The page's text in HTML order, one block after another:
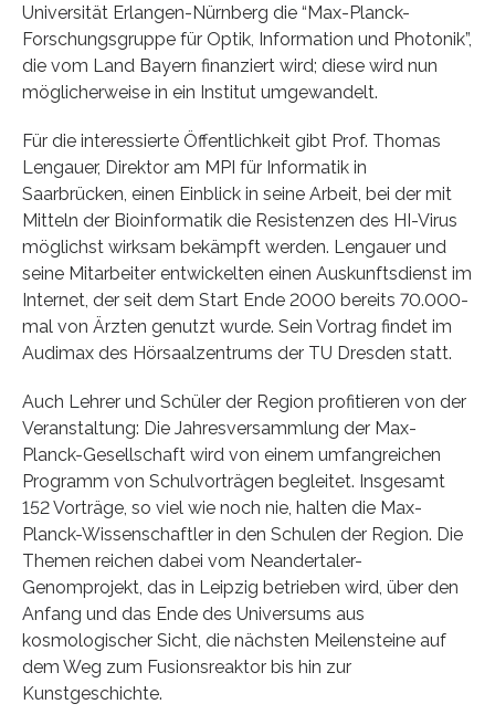
Universität Erlangen-Nürnberg die “Max-Planck-
Forschungsgruppe für Optik, Information und Photonik”,
die vom Land Bayern finanziert wird; diese wird nun
möglicherweise in ein Institut umgewandelt.
Für die interessierte Öffentlichkeit gibt Prof. Thomas
Lengauer, Direktor am MPI für Informatik in
Saarbrücken, einen Einblick in seine Arbeit, bei der mit
Mitteln der Bioinformatik die Resistenzen des HI-Virus
möglichst wirksam bekämpft werden. Lengauer und
seine Mitarbeiter entwickelten einen Auskunftsdienst im
Internet, der seit dem Start Ende 2000 bereits 70.000-
mal von Ärzten genutzt wurde. Sein Vortrag findet im
Audimax des Hörsaalzentrums der TU Dresden statt.
Auch Lehrer und Schüler der Region profitieren von der
Veranstaltung: Die Jahresversammlung der Max-
Planck-Gesellschaft wird von einem umfangreichen
Programm von Schulvorträgen begleitet. Insgesamt
152 Vorträge, so viel wie noch nie, halten die Max-
Planck-Wissenschaftler in den Schulen der Region. Die
Themen reichen dabei vom Neandertaler-
Genomprojekt, das in Leipzig betrieben wird, über den
Anfang und das Ende des Universums aus
kosmologischer Sicht, die nächsten Meilensteine auf
dem Weg zum Fusionsreaktor bis hin zur
Kunstgeschichte.